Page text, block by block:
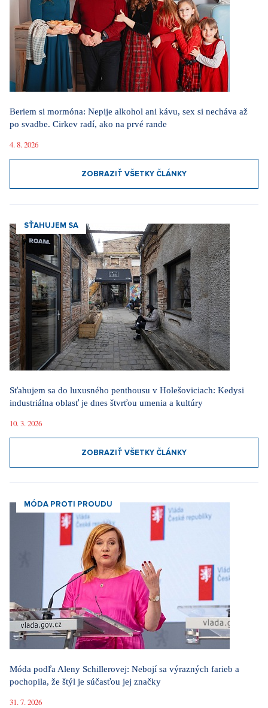
Beriem si mormóna: Nepije alkohol ani kávu, sex si necháva až
po svadbe. Cirkev radí, ako na prvé rande
4. 8. 2026
ZOBRAZIŤ VŠETKY ČLÁNKY
SŤAHUJEM SA
Sťahujem sa do luxusného penthousu v Holešoviciach: Kedysi
industriálna oblasť je dnes štvrťou umenia a kultúry
10. 3. 2026
ZOBRAZIŤ VŠETKY ČLÁNKY
MÓDA PROTI PROUDU
Móda podľa Aleny Schillerovej: Nebojí sa výrazných farieb a
pochopila, že štýl je súčasťou jej značky
31. 7. 2026